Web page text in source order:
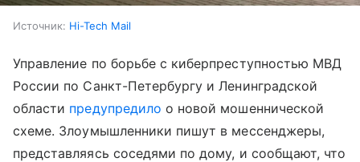
Источник: Hi-Tech Mail
Управление по борьбе с киберпреступностью МВД
России по Санкт-Петербургу и Ленинградской
области предупредило о новой мошеннической
схеме. Злоумышленники пишут в мессенджеры,
представляясь соседями по дому, и сообщают, что